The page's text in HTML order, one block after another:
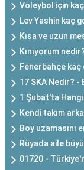
Voleybol için
Lev Yashin kaç
Kısa ve uzun
Kınıyorum
Fenerbahçe
17 SKA Nedir? -
1 Şubat'ta
Kendi takım
Boy
Rüyada aile
01720 -